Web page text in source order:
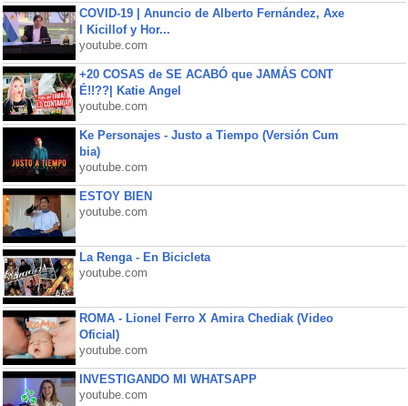
COVID-19 | Anuncio de Alberto Fernández, Axe
l Kicillof y Hor...
youtube.com
+20 COSAS de SE ACABÓ que JAMÁS CONT
É!!??| Katie Angel
youtube.com
Ke Personajes - Justo a Tiempo (Versión Cum
bia)
youtube.com
ESTOY BIEN
youtube.com
La Renga - En Bicicleta
youtube.com
ROMA - Lionel Ferro X Amira Chediak (Video
Oficial)
youtube.com
INVESTIGANDO MI WHATSAPP
youtube.com